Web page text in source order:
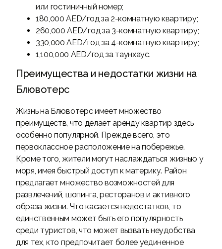
или гостиничный номер;
180,000 AED/год за 2-комнатную квартиру;
260,000 AED/год за 3-комнатную квартиру;
330,000 AED/год за 4-комнатную квартиру;
1,100,000 AED/год за таунхаус.
Преимущества и недостатки жизни на
Блювотерс
Жизнь на Блювотерс имеет множество
преимуществ, что делает аренду квартир здесь
особенно популярной. Прежде всего, это
первоклассное расположение на побережье.
Кроме того, жители могут наслаждаться жизнью у
моря, имея быстрый доступ к материку. Район
предлагает множество возможностей для
развлечений, шопинга, ресторанов и активного
образа жизни. Что касается недостатков, то
единственным может быть его популярность
среди туристов, что может вызвать неудобства
для тех, кто предпочитает более уединенное